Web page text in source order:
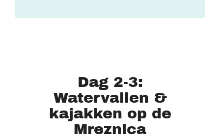
Dag 2-3:
Watervallen &
kajakken op de
Mreznica